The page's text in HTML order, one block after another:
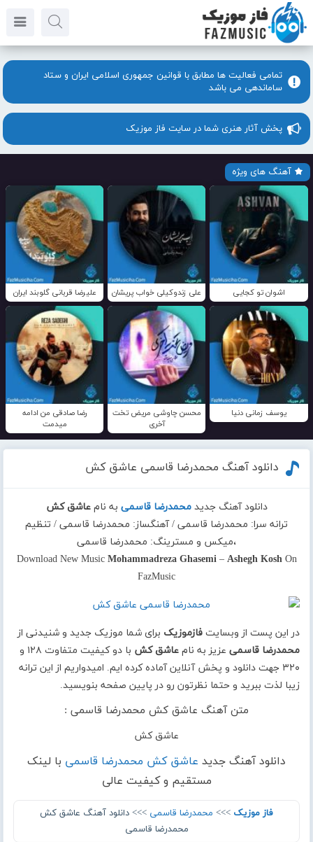
تمامی فعالیت ها مطابق با قوانین جمهوری اسلامی ایران و ستاد
ساماندهی می باشد
پخش آثار هنری شما در سایت فاز موزیک
آهنگ های ویژه
اشوان تو کجایی علی زندوکیلی خواب پریشان علیرضا قربانی گلوبند ایران
یوسف زمانی دنیا
محسن چاوشی مریض تخت
آخری
رضا صادقی من ادامه
میدمت
دانلود آهنگ محمدرضا قاسمی عاشق کش
دانلود آهنگ جدیدمحمدرضا قاسمی به نامعاشق کش
ترانه سرا: محمدرضا قاسمی / آهنگساز: محمدرضا قاسمی / تنظیم
،میکس و مسترینگ: محمدرضا قاسمی
Download New Music Mohammadreza Ghasemi– Ashegh KoshOn
FazMusic
در این پست از وبسایتفازموزیک برای شما موزیک جدید و شنیدنی از
محمدرضا قاسمی عزیز به نامعاشق کش
با دو کیفیت متفاوت ۱۲۸ و
۳۲۰ جهت دانلود و پخش آنلاین آماده کرده ایم. امیدواریم از این ترانه
زیبا لذت ببرید و حتما نظرتون رو در پایین صفحه بنویسید.
متن آهنگ عاشق کش محمدرضا قاسمی :
عاشق کش
دانلود آهنگ جدید عاشق کش محمدرضا قاسمی با لینک
مستقیم و کیفیت عالی
فاز موزیک >>> محمدرضا قاسمی >>> دانلود آهنگ عاشق کش
محمدرضا قاسمی